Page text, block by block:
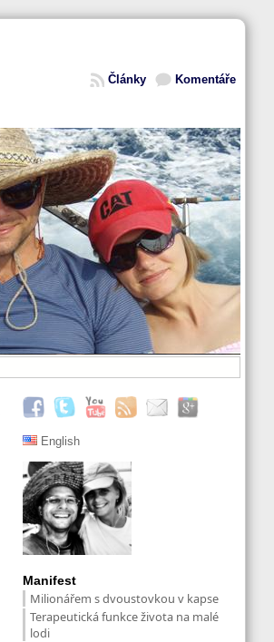
Komentáře
Články
English
Manifest
Milionářem s dvoustovkou v kapse
Terapeutická funkce života na malé
lodi